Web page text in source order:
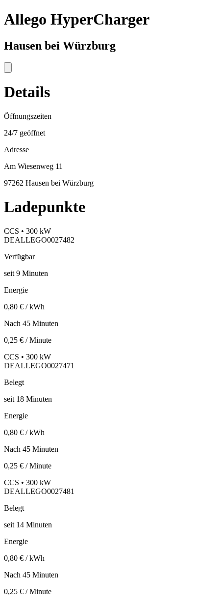
Allego HyperCharger
Hausen bei Würzburg
Details
Öffnungszeiten
24/7 geöffnet
Adresse
Am Wiesenweg 11
97262 Hausen bei Würzburg
Ladepunkte
CCS • 300 kW
DEALLEGO0027482
Verfügbar
seit 9 Minuten
Energie
0,80 € / kWh
Nach 45 Minuten
0,25 € / Minute
CCS • 300 kW
DEALLEGO0027471
Belegt
seit 18 Minuten
Energie
0,80 € / kWh
Nach 45 Minuten
0,25 € / Minute
CCS • 300 kW
DEALLEGO0027481
Belegt
seit 14 Minuten
Energie
0,80 € / kWh
Nach 45 Minuten
0,25 € / Minute